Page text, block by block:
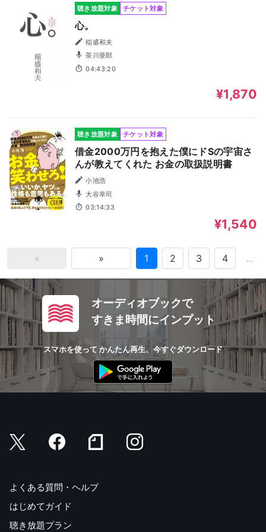
聴き放題対象 チケット対象
心。
稲盛和夫
茶川亜郎
04:43:20
¥1,870
聴き放題対象 チケット対象
借金2000万円を抱えた僕にドSの宇宙さ
んが教えてくれた お金の取扱説明書
小池浩
大谷幸司
03:14:33
¥1,540
« » 1 2 3 4 …
オーディオブックで
すきま時間にインプット
スマホを使って かんたん再生、今すぐダウンロード
よくある質問・ヘルプ
はじめてガイド
聴き放題プラン